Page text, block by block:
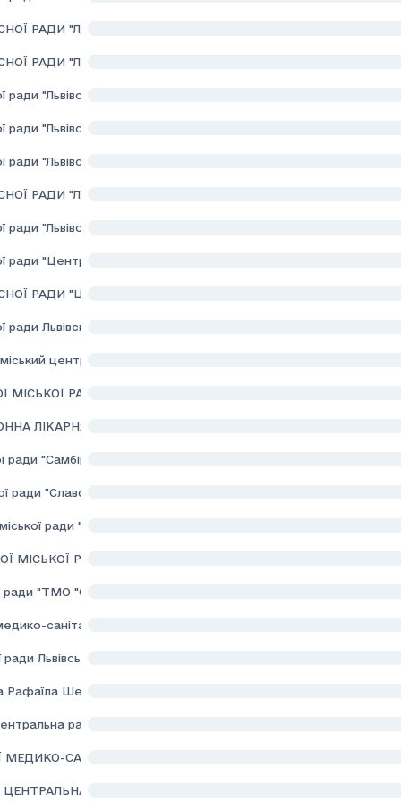
РАДИ "ЛЬВІВСЬКА ОБЛАСНА КЛІНІЧНА ПСИХІАТРИЧНА
РАДИ "ЛЬВІВСЬКЕ ОБЛАСНЕ ПАТОЛОГОАНАТОМІЧНЕ БЮРО"
ради "Львівський обласний клінічний лікувально-
ради "Львівський обласний клінічний психоневрологiчний
ради "Львівський обласний медичний центр превенції та
РАДИ "ЛЬВІВСЬКИЙ ОБЛАСНИЙ ЦЕНТР ЕКСТРЕНОЇ
ради "Львівський онкологічний регіональний лікувально-
ради "Центр здоров'я та реабілітації дітей"
РАДИ "ЦЕНТР СПОРТИВНОЇ МЕДИЦИНИ І РЕАБІЛІТАЦІЇ"
ради Львівський обласний центр служби крові
центр первинної медико-санітарної допомоги
МІСЬКОЇ РАДИ "ПУСТОМИТІВСЬКА ЛІКАРНЯ"
ЛІКАРНЯ " ХОСПІС"
ради "Самбірська центральна лікарня"
ради "Славська мiська лiкарня"
ради "Старосамбірська районна лікарня"
МІСЬКОЇ РАДИ "СТАРОСАМБІРСЬКИЙ ЦЕНТР ПЕРВИННОЇ
"ТМО "Стрийська міська об'єднана лікарня"
санітарної допопомоги м. Стрия
Львівської області "Немирівська міська лікарня"
Шептицької міської ради"
районна лікарня"Львівського району Львівської області
САНІТАРНОЇ ДОПОМОГИ М.ЧЕРВОНОГРАДА"
РАЙОННА ЛІКАРНЯ